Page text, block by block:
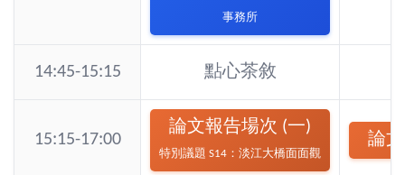
事務所
14:45-15:15 點心茶敘
15:15-17:00
論文報告場次 (一)
特別議題 S14：淡江大橋面面觀
論